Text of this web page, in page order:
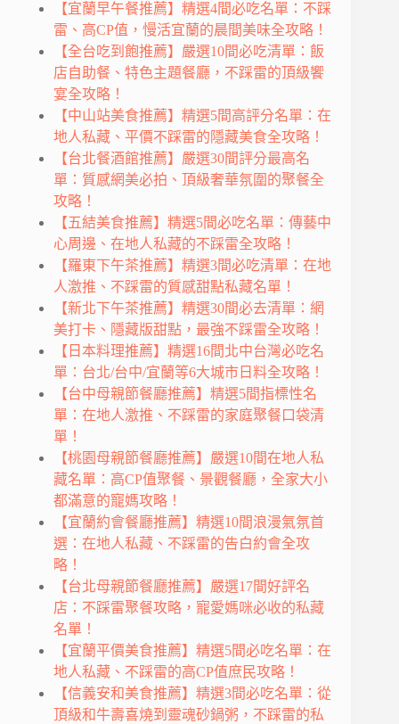
【宜蘭早午餐推薦】精選4間必吃名單：不踩
雷、高CP值，慢活宜蘭的晨間美味全攻略！
【全台吃到飽推薦】嚴選10間必吃清單：飯
店自助餐、特色主題餐廳，不踩雷的頂級饗
宴全攻略！
【中山站美食推薦】精選5間高評分名單：在
地人私藏、平價不踩雷的隱藏美食全攻略！
【台北餐酒館推薦】嚴選30間評分最高名
單：質感網美必拍、頂級奢華氛圍的聚餐全
攻略！
【五結美食推薦】精選5間必吃名單：傳藝中
心周邊、在地人私藏的不踩雷全攻略！
【羅東下午茶推薦】精選3間必吃清單：在地
人激推、不踩雷的質感甜點私藏名單！
【新北下午茶推薦】精選30間必去清單：網
美打卡、隱藏版甜點，最強不踩雷全攻略！
【日本料理推薦】精選16間北中台灣必吃名
單：台北/台中/宜蘭等6大城市日料全攻略！
【台中母親節餐廳推薦】精選5間指標性名
單：在地人激推、不踩雷的家庭聚餐口袋清
單！
【桃園母親節餐廳推薦】嚴選10間在地人私
藏名單：高CP值聚餐、景觀餐廳，全家大小
都滿意的寵媽攻略！
【宜蘭約會餐廳推薦】精選10間浪漫氣氛首
選：在地人私藏、不踩雷的告白約會全攻
略！
【台北母親節餐廳推薦】嚴選17間好評名
店：不踩雷聚餐攻略，寵愛媽咪必收的私藏
名單！
【宜蘭平價美食推薦】精選5間必吃名單：在
地人私藏、不踩雷的高CP值庶民攻略！
【信義安和美食推薦】精選3間必吃名單：從
頂級和牛壽喜燒到靈魂砂鍋粥，不踩雷的私